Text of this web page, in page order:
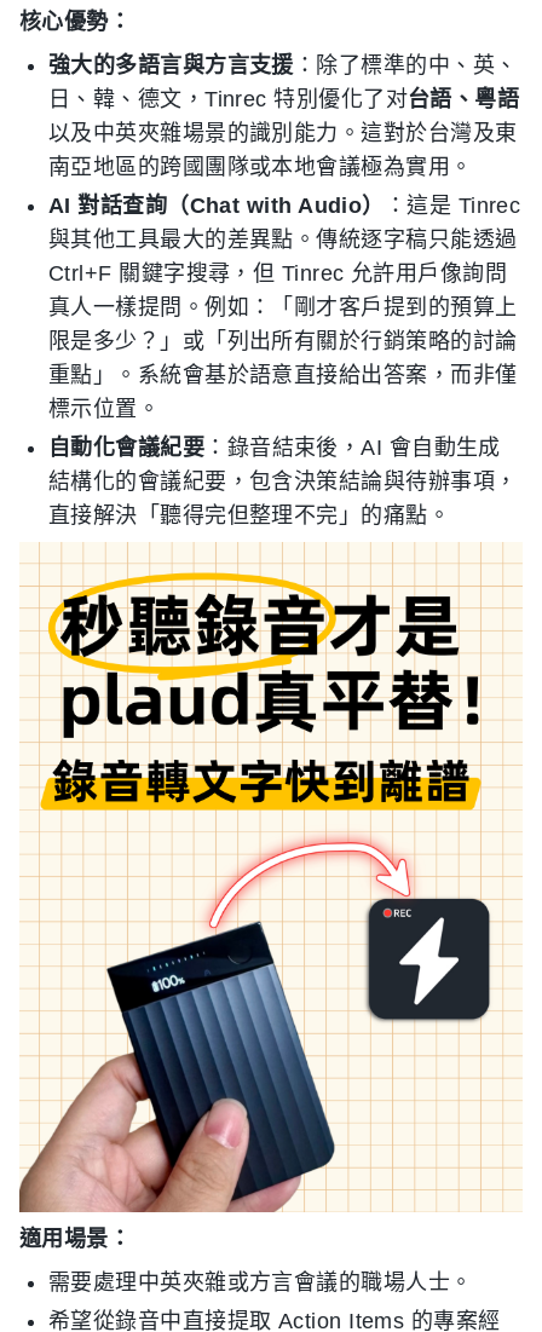
核心優勢：
強大的多語言與方言支援 ：除了標準的中、英、
日、韓、德文，Tinrec 特別優化了对台語、粵語
以及中英夾雜場景的識別能力。這對於台灣及東
南亞地區的跨國團隊或本地會議極為實用。
AI 對話查詢（Chat with Audio）
：這是 Tinrec
與其他工具最大的差異點。傳統逐字稿只能透過
Ctrl+F 關鍵字搜尋，但 Tinrec 允許用戶像詢問
真人一樣提問。例如：「剛才客戶提到的預算上
限是多少？」或「列出所有關於行銷策略的討論
重點」。系統會基於語意直接給出答案，而非僅
標示位置。
自動化會議紀要 ：錄音結束後，AI 會自動生成
結構化的會議紀要，包含決策結論與待辦事項，
直接解決「聽得完但整理不完」的痛點。
適用場景：
需要處理中英夾雜或方言會議的職場人士。
希望從錄音中直接提取 Action Items 的專案經